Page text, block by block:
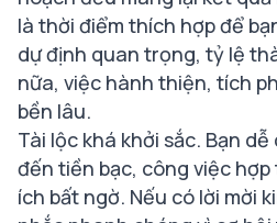
là thời điểm thích hợp để
dự định quan trọng, tỷ lệ
nữa, việc hành thiện, tích
bền lâu.
Tài lộc khá khởi sắc. Bạn
đến tiền bạc, công việc
ích bất ngờ. Nếu có lời mời